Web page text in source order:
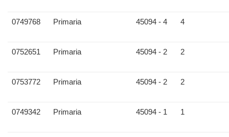
0749768 Primaria 45094 - 4 4
0752651 Primaria 45094 - 2 2
0753772 Primaria 45094 - 2 2
0749342 Primaria 45094 - 1 1